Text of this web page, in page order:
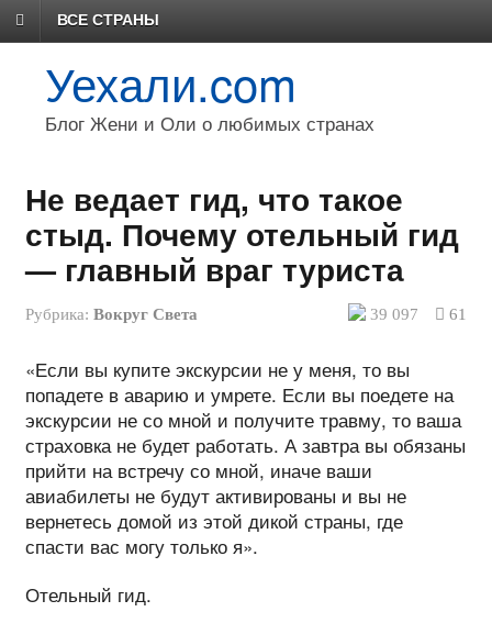
ВСЕ СТРАНЫ
Уехали.com
Блог Жени и Оли о любимых странах
Не ведает гид, что такое
стыд. Почему отельный гид
— главный враг туриста
Рубрика: Вокруг Света 39 097 61
«Если вы купите экскурсии не у меня, то вы
попадете в аварию и умрете. Если вы поедете на
экскурсии не со мной и получите травму, то ваша
страховка не будет работать. А завтра вы обязаны
прийти на встречу со мной, иначе ваши
авиабилеты не будут активированы и вы не
вернетесь домой из этой дикой страны, где
спасти вас могу только я».
Отельный гид.